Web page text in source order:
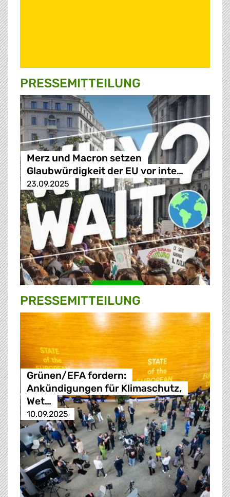
PRESSE­MITTEILUNG
Merz und Macron setzen
Glaubwürdigkeit der EU vor inte…
23.09.2025
PRESSE­MITTEILUNG
Grünen/EFA fordern:
Ankündigungen für Klimaschutz,
Wet…
10.09.2025